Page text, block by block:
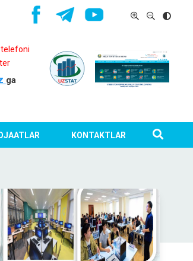
telefoni
ga
KONTAKTLAR